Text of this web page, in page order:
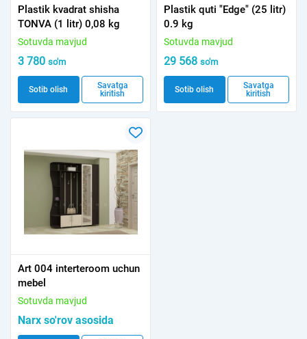
Plastik kvadrat shisha
TONVA (1 litr) 0,08 kg
Sotuvda mavjud
3 780 so'm
Sotib olish
Savatga
kiritish
Plastik quti "Edge" (25 litr)
0.9 kg
Sotuvda mavjud
29 568 so'm
Sotib olish
Savatga
kiritish
Art 004 interteroom uchun
mebel
Sotuvda mavjud
Narx so'rov asosida